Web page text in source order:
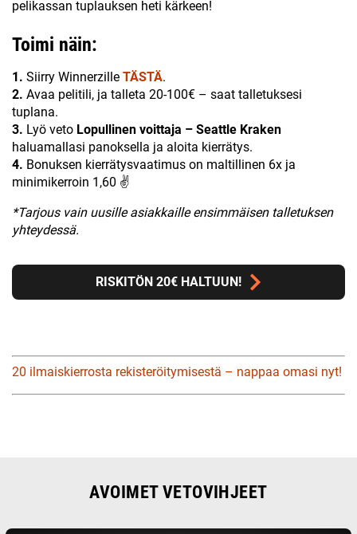
pelikassan tuplauksen heti kärkeen!
Toimi näin:
1. Siirry Winnerzille TÄSTÄ.
2. Avaa pelitili, ja talleta 20-100€ – saat talletuksesi
tuplana.
3. Lyö veto Lopullinen voittaja – Seattle Kraken
haluamallasi panoksella ja aloita kierrätys.
4. Bonuksen kierrätysvaatimus on maltillinen 6x ja
minimikerroin 1,60 ✌
*Tarjous vain uusille asiakkaille ensimmäisen talletuksen
yhteydessä.
RISKITÖN 20€ HALTUUN!
20 ilmaiskierrosta rekisteröitymisestä – nappaa omasi nyt!
AVOIMET VETOVIHJEET